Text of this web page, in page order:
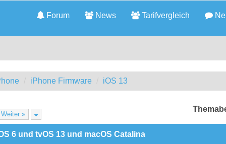
Forum News Tarifvergleich
iPhone Firmware iOS 13
Weiter »
6 und tvOS 13 und macOS Catalina